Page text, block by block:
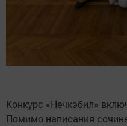
Конкурс «Нечкэбил»
Помимо написания